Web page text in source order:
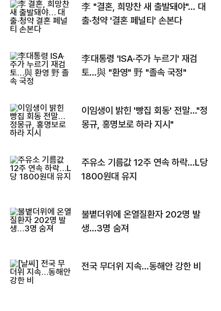
李 "결혼, 희망찬 새 출발돼야"… 대
출·청약 '결혼 페널티' 손본다
李대통령 'ISA·주가 누르기' 재검
토…與 "환영" 野 "졸속 국정"
이임생이 밝힌 '빵집 회동' 전말…"정
몽규, 홍명보로 하라 지시"
주유소 기름값 12주 연속 하락…L당
1800원대 유지
불볕더위에 온열질환자 202명 발
생…3명 숨져
전국 무더위 지속…동해안 강한 비